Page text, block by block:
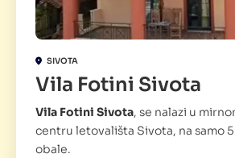
SIVOTA
Vila Fotini Sivota
Vila Fotini Sivota, se nalazi u
centru letovališta Sivota, na samo
obale.